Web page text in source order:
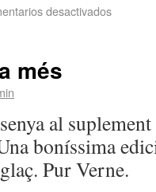
desactivados
més
al
boníssima
Pur Verne.